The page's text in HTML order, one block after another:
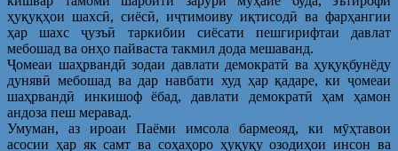
ҳуқуқҳои шахсӣ, сиёсӣ, иҷтимоиву иқтисодӣ ва фарҳангии
ҳар шахс ҷузъӣ таркибии сиёсати пешгирифтаи давлат
мебошад ва онҳо пайваста такмил дода мешаванд.
Ҷомеаи шаҳрвандӣ зодаи давлати демократӣ ва ҳуқуқбунёду
дунявӣ мебошад ва дар навбати худ ҳар қадаре, ки ҷомеаи
шаҳрвандӣ инкишоф ёбад, давлати демократӣ ҳам ҳамон
андоза пеш меравад.
Умуман, аз ироаи Паёми имсола бармеояд, ки мӯҳтавои
асосии ҳар як самт ва соҳаҳоро ҳуқуқу озодиҳои инсон ва